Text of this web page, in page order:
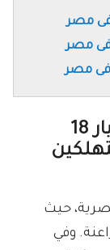
أسعار الذهب اليوم في مصر عيار 18
حيث
وفي